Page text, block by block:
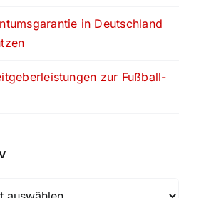
in Deutschland
zur Fußball-